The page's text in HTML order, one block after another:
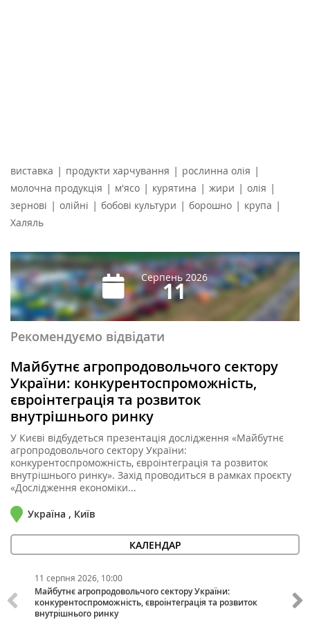
виставка | продукти харчування | рослинна олія |
молочна продукція | м'ясо | курятина | жири | олія |
зернові | олійні | бобові культури | борошно | крупа |
Халяль
Серпень 2026
11
Рекомендуємо відвідати
Майбутнє агропродовольчого сектору
України: конкурентоспроможність,
євроінтеграція та розвиток
внутрішнього ринку
У Києві відбудеться презентація дослідження «Майбутнє
агропродовольчого сектору України:
конкурентоспроможність, євроінтеграція та розвиток
внутрішнього ринку». Захід проводиться в рамках проєкту
«Дослідження економіки...
Україна , Київ
КАЛЕНДАР
11 серпня 2026, 10:00
Майбутнє агропродовольчого сектору України:
конкурентоспроможність, євроінтеграція та розвиток
внутрішнього ринку